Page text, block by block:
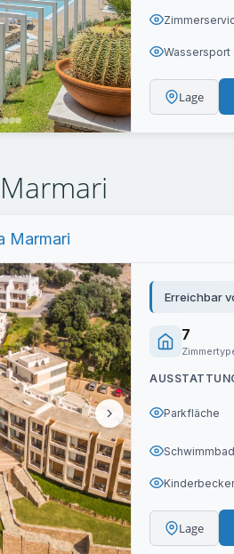
Wassersport
Lage
Marmari
Erreichbar
7
Parkfläche
Schwimmbad
Lage